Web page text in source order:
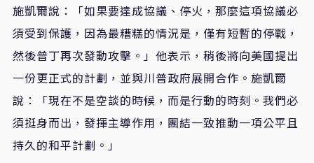
施凱爾說：「如果要達成協議、停火，那麼這項協議必
須受到保護，因為最糟糕的情況是，僅有短暫的停戰，
然後普丁再次發動攻擊。」他表示，稍後將向美國提出
一份更正式的計劃，並與川普政府展開合作。施凱爾
說：「現在不是空談的時候，而是行動的時刻。我們必
須挺身而出，發揮主導作用，團結一致推動一項公平且
持久的和平計劃。」